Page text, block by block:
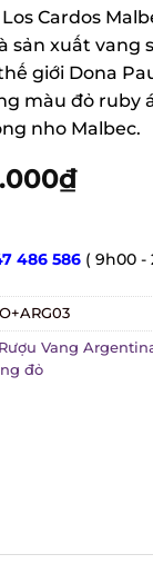
Cardos
sản xuất vang
giới Dona
màu đỏ ruby
nho Malbec.
₫
486 586 ( 9h00 -
Vang Argentina
đỏ